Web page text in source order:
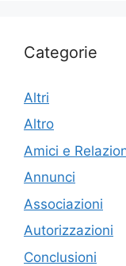
Categorie
Altri
Altro
Amici e
Annunci
Associazioni
Autorizzazioni
Conclusioni